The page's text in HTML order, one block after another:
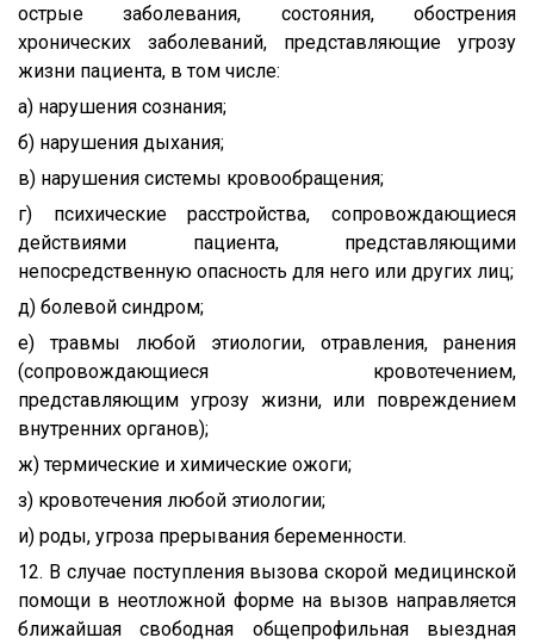
острые заболевания, состояния, обострения
хронических заболеваний, представляющие угрозу
жизни пациента, в том числе:
а) нарушения сознания;
б) нарушения дыхания;
в) нарушения системы кровообращения;
г) психические расстройства, сопровождающиеся
действиями пациента, представляющими
непосредственную опасность для него или других лиц;
д) болевой синдром;
е) травмы любой этиологии, отравления, ранения
(сопровождающиеся кровотечением,
представляющим угрозу жизни, или повреждением
внутренних органов);
ж) термические и химические ожоги;
з) кровотечения любой этиологии;
и) роды, угроза прерывания беременности.
12. В случае поступления вызова скорой медицинской
помощи в неотложной форме на вызов направляется
ближайшая свободная общепрофильная выездная